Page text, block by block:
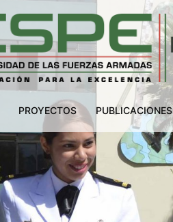
PROYECTOS PUBLICACIONES